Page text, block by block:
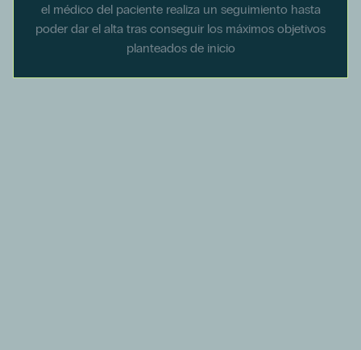
el médico del paciente realiza un seguimiento hasta
poder dar el alta tras conseguir los máximos objetivos
planteados de inicio